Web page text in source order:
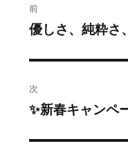
稿
ナ
ビ
ゲ
ー
前
過
の
投
稿:
優しさ、純粋さ
次
次
投
✨新春キャンペ